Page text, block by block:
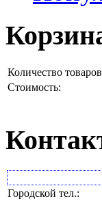
Количество
Стоимость:
Городской тел.: